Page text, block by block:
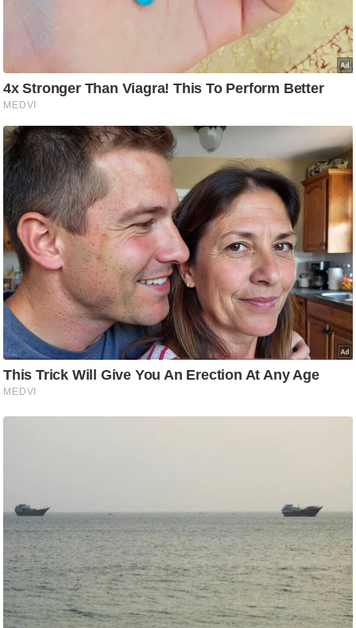
य
प
र
मी
क्षा
ध
र्म
ज्यो
ति
ष
प्र
भु
म
हि
ल
व्र
त
त्यो
हा
र